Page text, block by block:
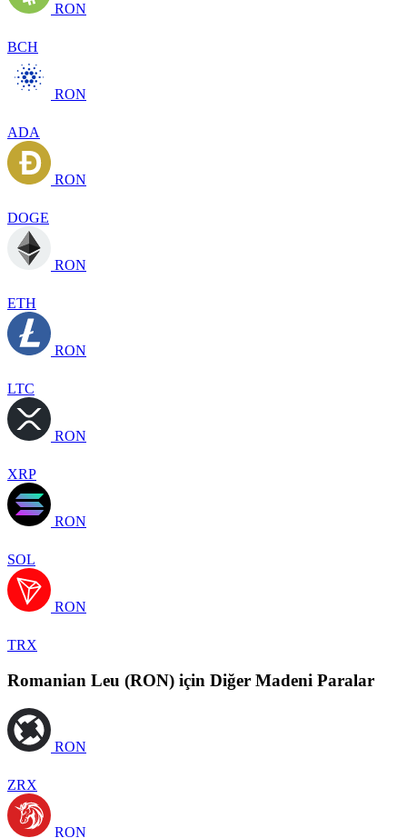
RON
BCH
RON
ADA
RON
DOGE
RON
ETH
RON
LTC
RON
XRP
RON
SOL
RON
TRX
Romanian Leu (RON) için Diğer Madeni Paralar
RON
ZRX
RON